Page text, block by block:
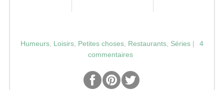
Humeurs, Loisirs, Petites choses, Restaurants, Séries |
4
commentaires